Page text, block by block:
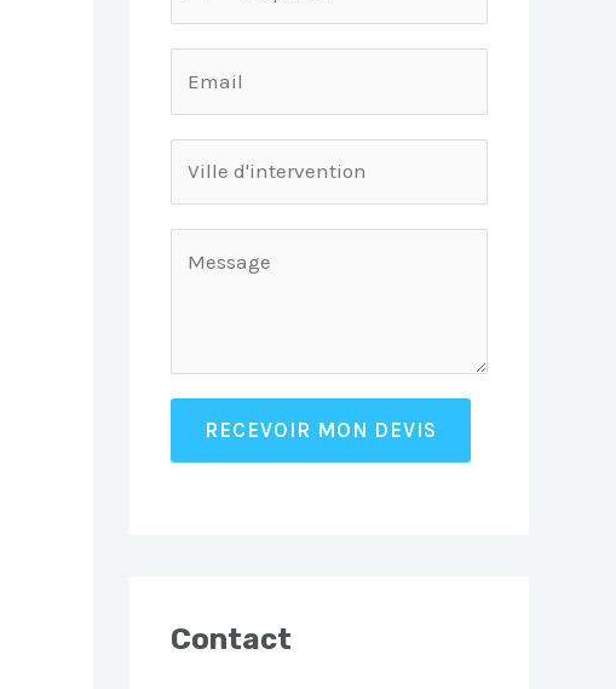
RECEVOIR MON DEVIS
Contact